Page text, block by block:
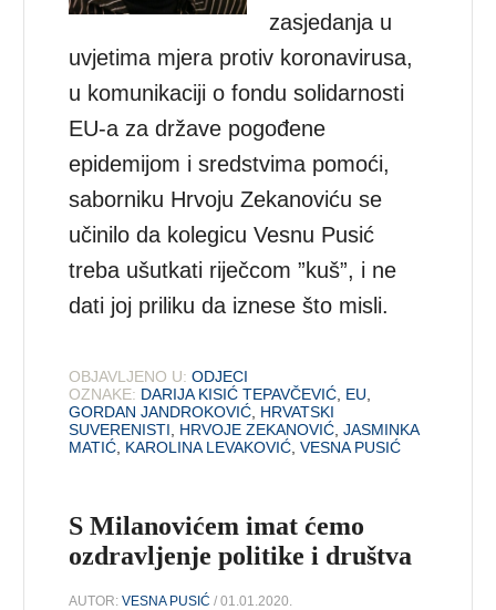
zasjedanja u
uvjetima mjera protiv koronavirusa,
u komunikaciji o fondu solidarnosti
EU-a za države pogođene
epidemijom i sredstvima pomoći,
saborniku Hrvoju Zekanoviću se
učinilo da kolegicu Vesnu Pusić
treba ušutkati riječcom ”kuš”, i ne
dati joj priliku da iznese što misli.
OBJAVLJENO U: ODJECI
OZNAKE: DARIJA KISIĆ TEPAVČEVIĆ EU
GORDAN JANDROKOVIĆ HRVATSKI
SUVERENISTI
HRVOJE ZEKANOVIĆ ,JASMINKA
MATIĆ KAROLINA LEVAKOVIĆ ,VESNA PUSIĆ
S Milanovićem imat ćemo
ozdravljenje politike i društva
AUTOR:VESNA PUSIĆ / 01.01.2020.